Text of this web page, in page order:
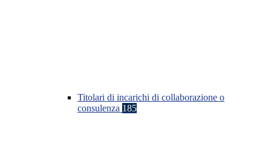
Titolari di incarichi di collaborazione o
consulenza 185